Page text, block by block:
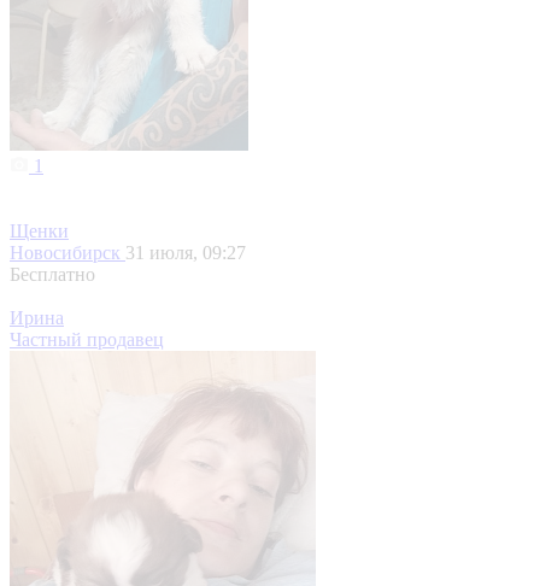
1
Щенки
Новосибирск 31 июля, 09:27
Бесплатно
Ирина
Частный продавец